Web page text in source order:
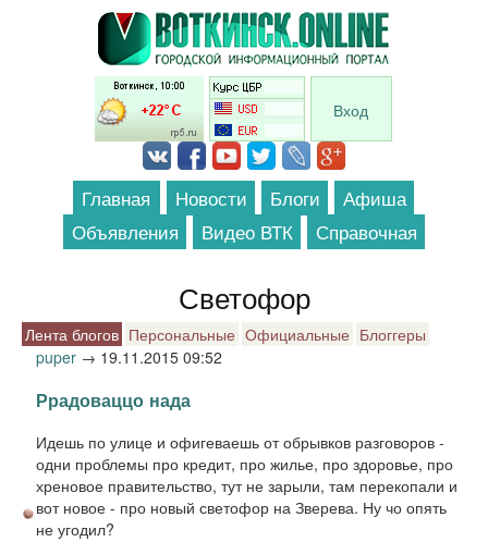
Перейти к основному содержанию
Вход
Главная Новости Блоги
Афиша
Объявления
Видео ВТК Справочная
Светофор
Лента блогов Персональные Официальные Блоггеры
puper → 19.11.2015 09:52
Ррадоваццо нада
Идешь по улице и офигеваешь от обрывков разговоров -
одни проблемы про кредит, про жилье, про здоровье, про
хреновое правительство, тут не зарыли, там перекопали и
вот новое - про новый светофор на Зверева. Ну чо опять
не угодил?